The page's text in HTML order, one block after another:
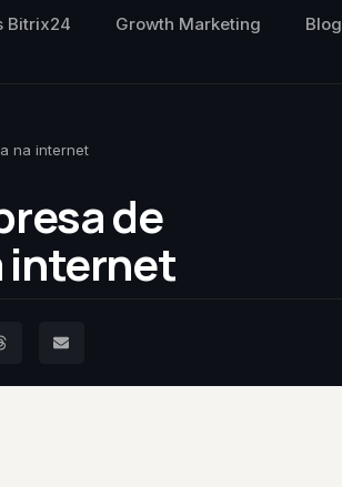
Bitrix24 Growth Marketing Blog
na internet
de
internet